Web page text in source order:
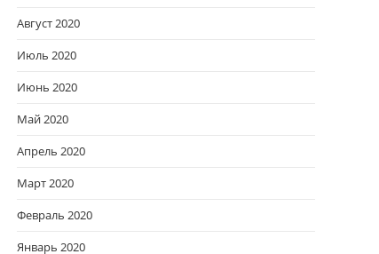
Август 2020
Июль 2020
Июнь 2020
Май 2020
Апрель 2020
Март 2020
Февраль 2020
Январь 2020